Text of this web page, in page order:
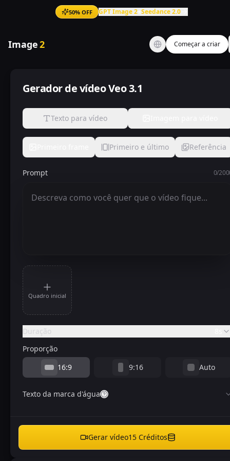
50% OFF GPT Image 2+ Seedance 2.0
Image2 Começar a criar
Gerador de vídeo Veo 3.1
Texto para vídeo
Primeiro e último Referência
Prompt 0/
Quadro inicial
Duração
Proporção
16:9
9:16 Auto
Texto da marca d'água
Gerar vídeo15 Créditos